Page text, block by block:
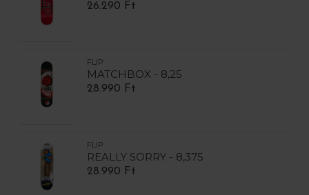
26.290 Ft
FLIP
MATCHBOX - 8,25
28.990 Ft
FLIP
REALLY SORRY - 8,375
28.990 Ft